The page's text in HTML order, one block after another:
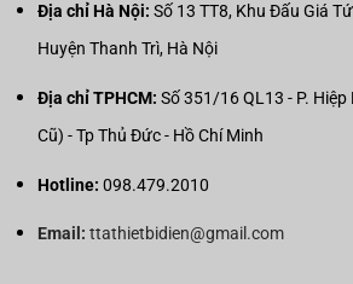
Địa chỉ Hà Nội: Số 13 TT8, Khu Đấu Giá
Huyện Thanh Trì, Hà Nội
Địa chỉ TPHCM: Số 351/16 QL13 - P.
Cũ) - Tp Thủ Đức - Hồ Chí Minh
Hotline: 098.479.2010
Email: ttathietbidien@gmail.com